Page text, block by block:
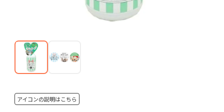
アイコンの説明はこちら